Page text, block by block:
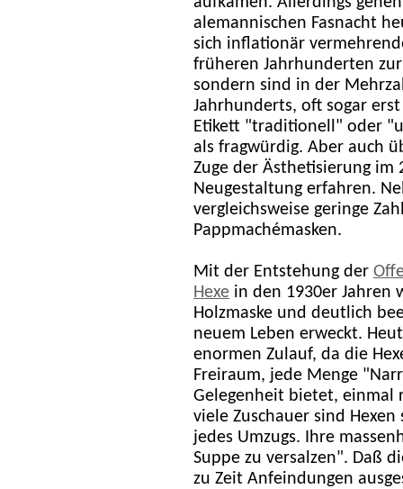
alemannischen Fasnacht
sich inflationär
früheren Jahrhunderten
sondern sind in der
Jahrhunderts, oft sogar
Etikett "traditionell" oder
als fragwürdig. Aber auch
Zuge der Ästhetisierung
Neugestaltung erfahren.
vergleichsweise geringe
Pappmachémasken.
Mit der Entstehung der
Hexe in den 1930er Jahren
Holzmaske und deutlich
neuem Leben erweckt.
enormen Zulauf, da die
Freiraum, jede Menge
Gelegenheit bietet, einmal
viele Zuschauer sind
jedes Umzugs. Ihre
Suppe zu versalzen". Daß
zu Zeit Anfeindungen